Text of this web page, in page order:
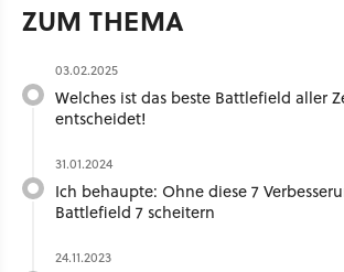
ZUM THEMA
03.02.2025
Welches ist das beste Battlefield aller
entscheidet!
31.01.2024
Ich behaupte: Ohne diese 7
Battlefield 7 scheitern
24.11.2023